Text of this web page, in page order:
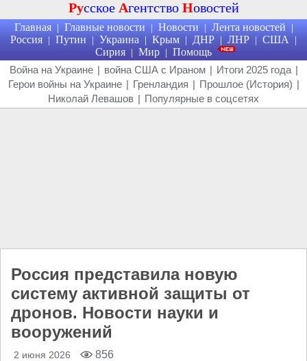
Русское Агентство Новостей
Главная | Главные новости | Новости | Лента новостей |
Россия | Путин | Украина | Крым | ДНР | ЛНР | США |
Сирия | Мир | Помощь
Война на Украине | война США с Ираном | Итоги 2025 года |
Герои войны на Украине | Гренландия | Прошлое (История) |
Николай Левашов | Популярные в соцсетях
Россия представила новую
систему активной защиты от
дронов. Новости науки и
вооружений
2 июня 2026 856